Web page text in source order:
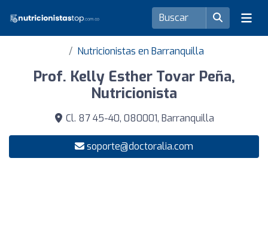
Nutricionistas en Barranquilla
Prof. Kelly Esther Tovar Peña,
Nutricionista
Cl. 87 45-40, 080001, Barranquilla
soporte@doctoralia.com